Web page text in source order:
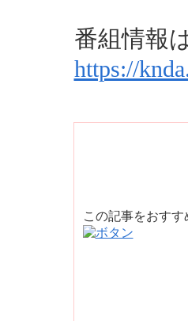
番組情報
https://
この記事をおす